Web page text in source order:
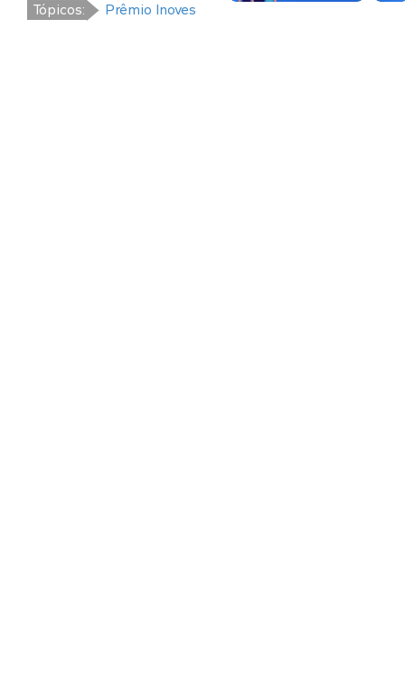
Tópicos:
Prêmio Inoves